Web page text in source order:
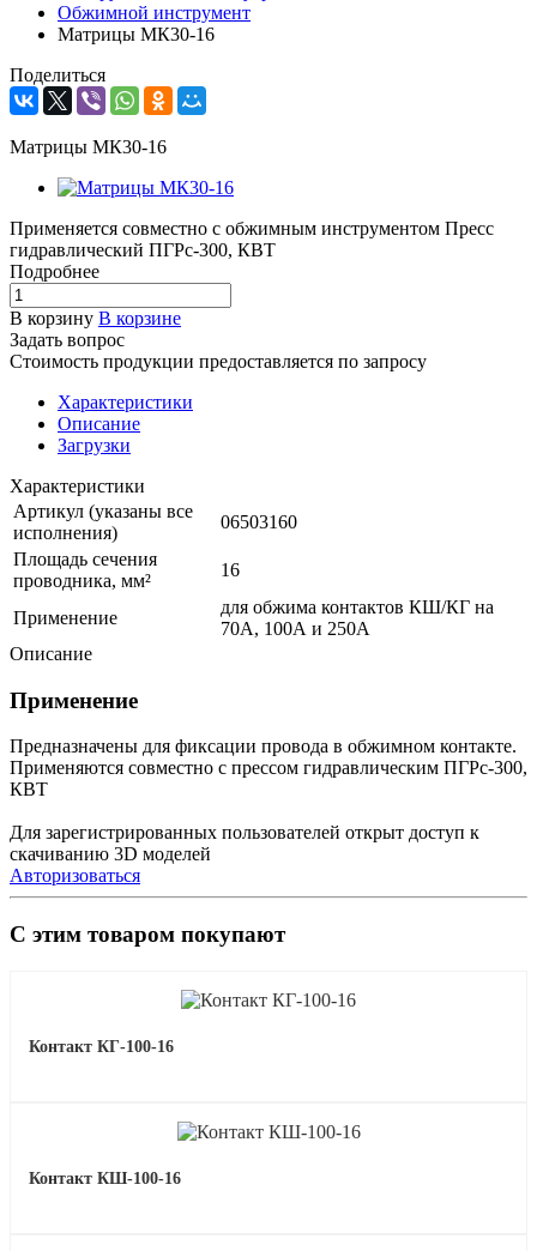
Обжимной инструмент
Матрицы МК30-16
Поделиться
Матрицы МК30-16
Применяется совместно с обжимным инструментом Пресс
гидравлический ПГРс-300, КВТ
Подробнее
В корзину В корзине
Задать вопрос
Стоимость продукции предоставляется по запросу
Характеристики
Описание
Загрузки
Характеристики
Артикул (указаны все
исполнения)
06503160
Площадь сечения
проводника, мм²
16
Применение
для обжима контактов КШ/КГ на
70А, 100А и 250А
Описание
Применение
Предназначены для фиксации провода в обжимном контакте.
Применяются совместно с прессом гидравлическим ПГРс-300,
КВТ
Для зарегистрированных пользователей открыт доступ к
скачиванию 3D моделей
Авторизоваться
С этим товаром покупают
Контакт КГ-100-16
Контакт КШ-100-16